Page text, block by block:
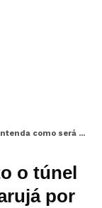
como será feito o túnel que ligará Santos e Guarujá por baixo do mar
o túnel
por